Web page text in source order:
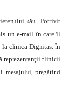
său. Potrivit
un e-mail în care îl
la clinica Dignitas. În
reprezentanţii clinicii
mesajului, pregătind